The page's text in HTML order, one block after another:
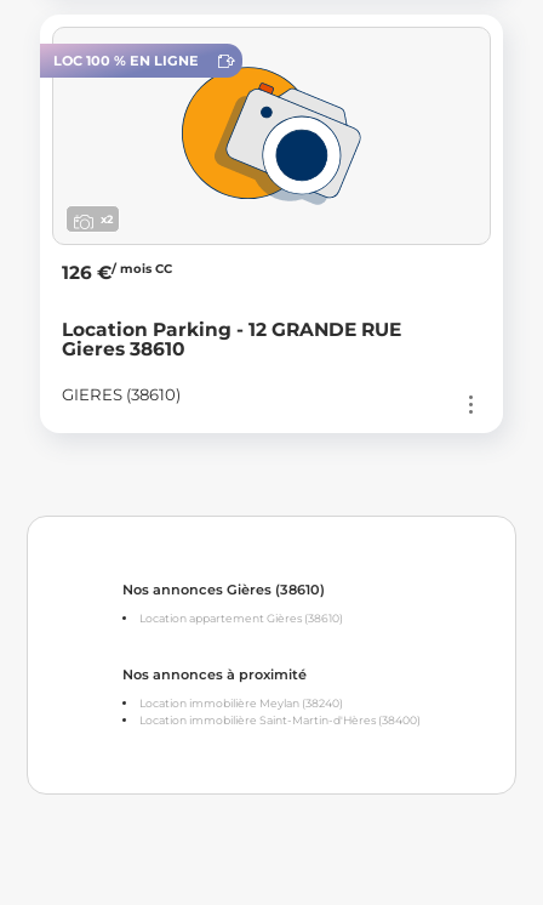
LOC 100 % EN LIGNE
x2
126 €/ mois CC
Location Parking - 12 GRANDE RUE
Gieres 38610
GIERES (38610)
Nos annonces Gières (38610)
Location appartement Gières (38610)
Nos annonces à proximité
Location immobilière Meylan (38240)
Location immobilière Saint-Martin-d'Hères (38400)